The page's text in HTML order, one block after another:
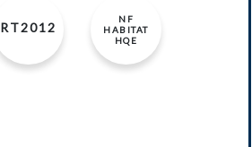
RT2012
NF
HABITAT
HQE